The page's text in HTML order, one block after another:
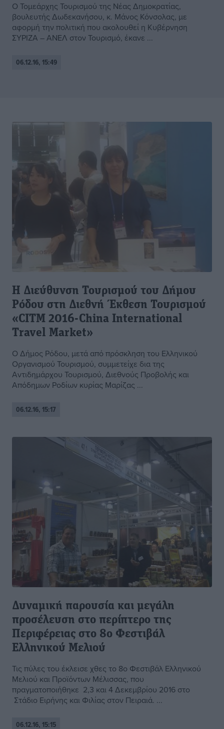
Ο Τομεάρχης Τουρισμού της Νέας Δημοκρατίας,
βουλευτής Δωδεκανήσου, κ. Μάνος Κόνσολας, με
αφορμή την πολιτική που ακολουθεί η Κυβέρνηση
ΣΥΡΙΖΑ – ΑΝΕΛ στον Τουρισμό, έκανε ...
06.12.16, 15:49
Η Διεύθυνση Τουρισμού του Δήμου
Ρόδου στη Διεθνή Έκθεση Τουρισμού
«CITM 2016-China International
Travel Market»
Ο Δήμος Ρόδου, μετά από πρόσκληση του Ελληνικού
Οργανισμού Τουρισμού, συμμετείχε δια της
Αντιδημάρχου Τουρισμού, Διεθνούς Προβολής και
Απόδημων Ροδίων κυρίας Μαρίζας ...
06.12.16, 15:17
Δυναμική παρουσία και μεγάλη
προσέλευση στο περίπτερο της
Περιφέρειας στο 8ο Φεστιβάλ
Ελληνικού Μελιού
Τις πύλες του έκλεισε χθες το 8ο Φεστιβάλ Ελληνικού
Μελιού και Προϊόντων Μέλισσας, που
πραγματοποιήθηκε 2,3 και 4 Δεκεμβρίου 2016 στο
Στάδιο Ειρήνης και Φιλίας στον Πειραιά. ...
06.12.16, 15:15